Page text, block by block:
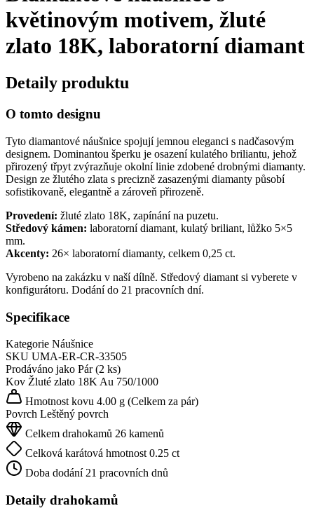
květinovým motivem, žluté
zlato 18K, laboratorní diamant
Detaily produktu
O tomto designu
Tyto diamantové náušnice spojují jemnou eleganci s nadčasovým
designem. Dominantou šperku je osazení kulatého briliantu, jehož
přirozený třpyt zvýrazňuje okolní linie zdobené drobnými diamanty.
Design ze žlutého zlata s precizně zasazenými diamanty působí
sofistikovaně, elegantně a zároveň přirozeně.
Provedení: žluté zlato 18K, zapínání na puzetu.
Středový kámen: laboratorní diamant, kulatý briliant, lůžko 5×5
mm.
Akcenty: 26× laboratorní diamanty, celkem 0,25 ct.
Vyrobeno na zakázku v naší dílně. Středový diamant si vyberete v
konfigurátoru. Dodání do 21 pracovních dní.
Specifikace
Kategorie Náušnice
SKU UMA-ER-CR-33505
Prodáváno jako Pár (2 ks)
Kov Žluté zlato 18KAu 750/1000
Hmotnost kovu 4.00 g (Celkem za pár)
Povrch Leštěný povrch
Celkem drahokamů 26 kamenů
Celková karátová hmotnost 0.25 ct
Doba dodání 21 pracovních dnů
Detaily drahokamů